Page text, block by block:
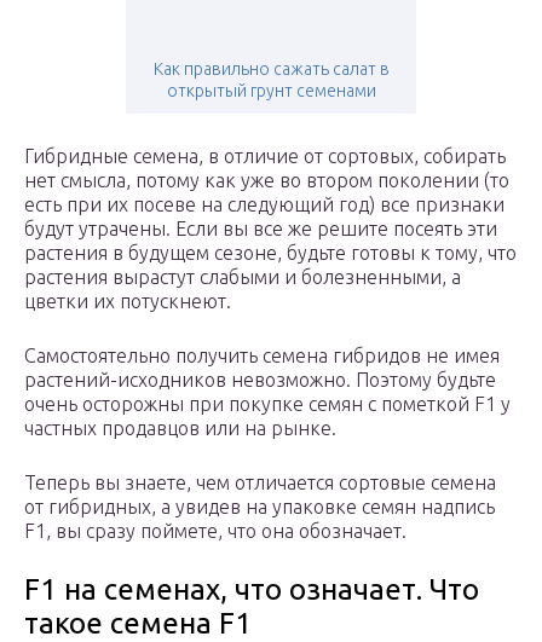
Как правильно сажать салат в
открытый грунт семенами
Гибридные семена, в отличие от сортовых, собирать
нет смысла, потому как уже во втором поколении (то
есть при их посеве на следующий год) все признаки
будут утрачены. Если вы все же решите посеять эти
растения в будущем сезоне, будьте готовы к тому, что
растения вырастут слабыми и болезненными, а
цветки их потускнеют.
Самостоятельно получить семена гибридов не имея
растений-исходников невозможно. Поэтому будьте
очень осторожны при покупке семян с пометкой F1 у
частных продавцов или на рынке.
Теперь вы знаете, чем отличается сортовые семена
от гибридных, а увидев на упаковке семян надпись
F1, вы сразу поймете, что она обозначает.
F1 на семенах, что означает. Что
такое семена F1